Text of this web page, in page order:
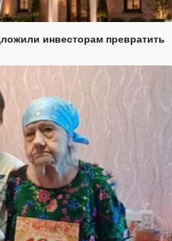
инвесторам превратить